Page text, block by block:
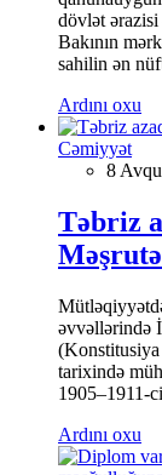
dövlət
Bakının
sahilin ən
Ardını oxu
Cəmiyyət
8
Təbriz
əvvəllərində
(Konstitusiya
tarixində
1905–1911-
Ardını oxu